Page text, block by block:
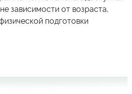
зависимости от возраста,
подготовки